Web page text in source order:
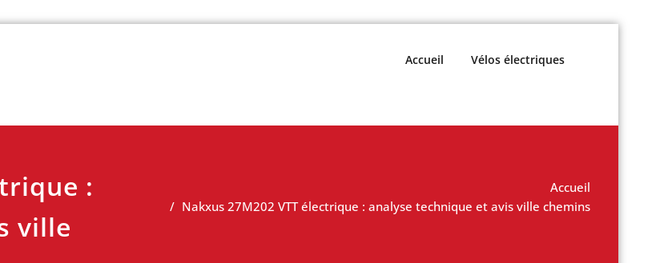
Accueil Vélos électriques
:
ville
Accueil
Nakxus 27M202 VTT électrique : analyse technique et avis ville chemins